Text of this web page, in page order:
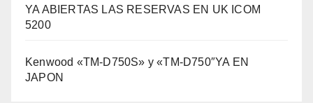
YA ABIERTAS LAS RESERVAS EN UK ICOM
5200
Kenwood «TM-D750S» y «TM-D750″YA EN
JAPON